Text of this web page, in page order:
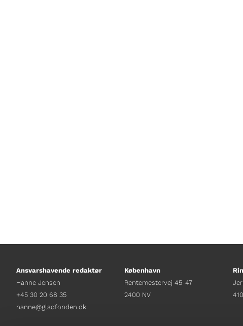
Ansvarshavende redaktør
Hanne Jensen
+45 30 20 68 35
hanne@gladfonden.dk
København
Rentemestervej 45-47
2400 NV